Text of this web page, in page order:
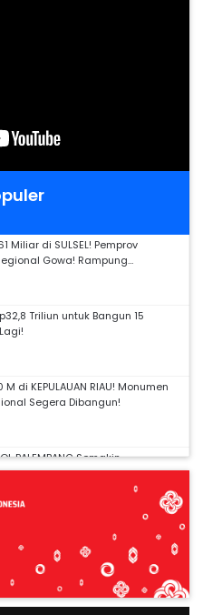
Miliar di SULSEL! Pemprov
Gowa! Rampung…
Triliun untuk Bangun 15
M di KEPULAUAN RIAU! Monumen
Segera Dibangun!
PALEMBANG Semakin
JAMBI, JEMBATAN MUSI V
Progres Sudah Hampir 70%!
Tapi Jaksel! Gembok Cinta